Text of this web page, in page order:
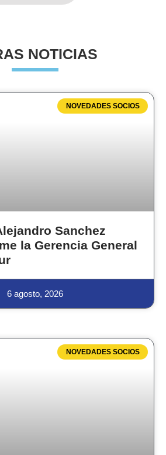
NOTICIAS
NOVEDADES SOCIOS
Sanchez
la Gerencia General
6 agosto, 2026
NOVEDADES SOCIOS